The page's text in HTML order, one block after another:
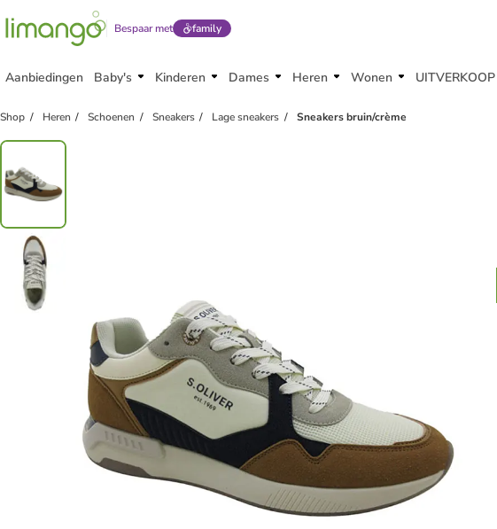
Bespaar met family
Aanbiedingen Baby's Kinderen Dames Heren Wonen UITVERKOOP
Shop Heren Schoenen Sneakers Lage sneakers Sneakers bruin/crème